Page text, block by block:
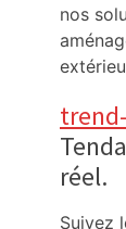
nos
réel.
Suivez